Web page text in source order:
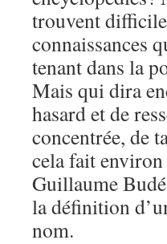
trouvent
connaissances
tenant dans la
Mais qui dira
hasard et de
concentrée, de
cela fait
Guillaume
la définition
nom.